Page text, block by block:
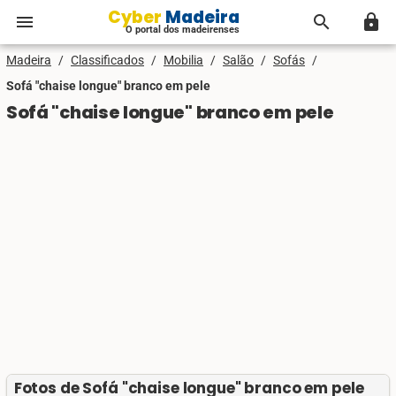
menu Cyber Madeira
O portal dos madeirenses search lock
Madeira / Classificados / Mobilia / Salão / Sofás /
Sofá "chaise longue" branco em pele
Sofá "chaise longue" branco em pele
Fotos de Sofá "chaise longue" branco em pele